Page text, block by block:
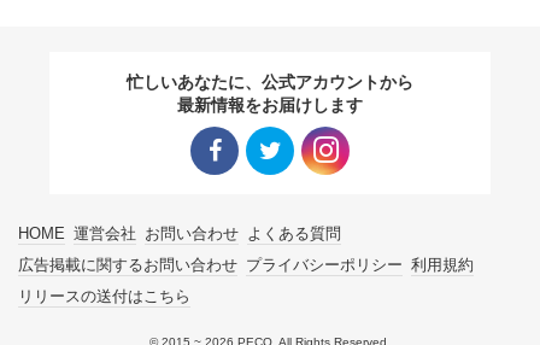
忙しいあなたに、公式アカウントから
最新情報をお届けします
HOME 運営会社 お問い合わせ よくある質問
広告掲載に関するお問い合わせ プライバシーポリシー 利用規約
リリースの送付はこちら
© 2015 ~ 2026 PECO. All Rights Reserved.